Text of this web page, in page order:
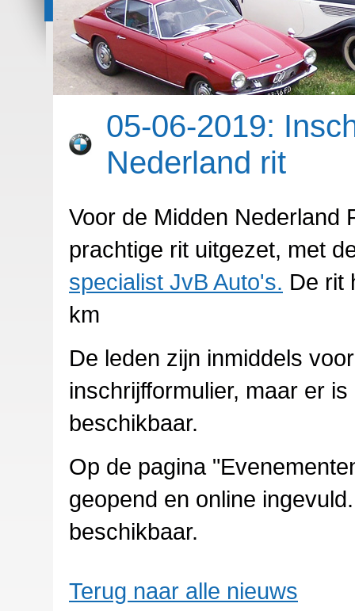
05-06-2019:
Nederland rit
Voor de Midden Nederland
prachtige rit uitgezet, met
specialist JvB Auto's. De rit
km
De leden zijn inmiddels
inschrijfformulier, maar er
beschikbaar.
Op de pagina
geopend en online
beschikbaar.
Terug naar alle nieuws